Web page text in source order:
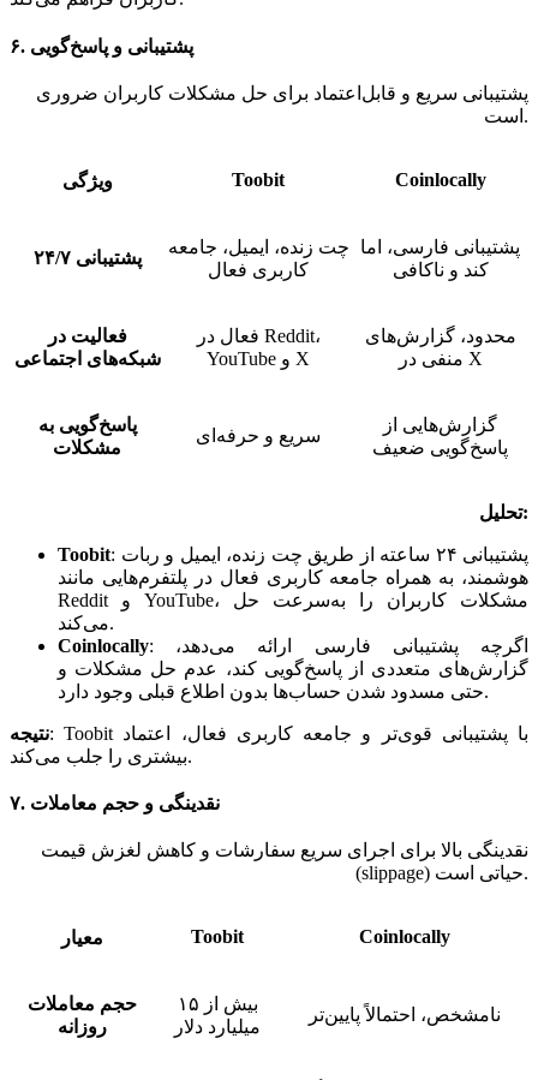
۶. پشتیبانی و پاسخ‌گویی
پشتیبانی سریع و قابل‌اعتماد برای حل مشکلات کاربران ضروری
است.
ویژگی Toobit Coinlocally
پشتیبانی ۲۴/۷
چت زنده، ایمیل، جامعه
کاربری فعال
پشتیبانی فارسی، اما
کند و ناکافی
فعالیت در
شبکه‌های اجتماعی
فعال در Reddit،
YouTube و X
محدود، گزارش‌های
منفی در X
پاسخ‌گویی به
مشکلات
سریع و حرفه‌ای
گزارش‌هایی از
پاسخ‌گویی ضعیف
تحلیل:
Toobit: پشتیبانی ۲۴ ساعته از طریق چت زنده، ایمیل و ربات
هوشمند، به همراه جامعه کاربری فعال در پلتفرم‌هایی مانند
Reddit و YouTube، مشکلات کاربران را به‌سرعت حل
می‌کند.
Coinlocally:
گزارش‌های متعددی از پاسخ‌گویی کند، عدم حل مشکلات و
حتی مسدود شدن حساب‌ها بدون اطلاع قبلی وجود دارد.
نتیجه: Toobit با پشتیبانی قوی‌تر و جامعه کاربری فعال، اعتماد
بیشتری را جلب می‌کند.
۷. نقدینگی و حجم معاملات
نقدینگی بالا برای اجرای سریع سفارشات و کاهش لغزش قیمت
(slippage) حیاتی است.
معیار Toobit Coinlocally
حجم معاملات
روزانه
بیش از ۱۵
میلیارد دلار
نامشخص، احتمالاً پایین‌تر